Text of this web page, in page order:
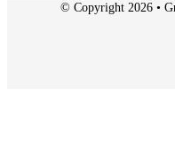
© Copyright 2026 •